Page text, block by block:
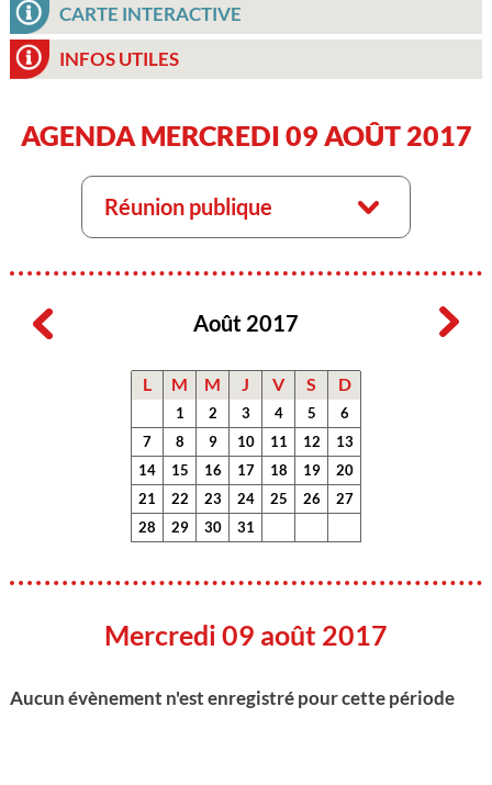
CARTE INTERACTIVE
INFOS UTILES
AGENDA MERCREDI 09 AOÛT 2017
Réunion publique
Août 2017
L M M J V S D
1 2 3 4 5
6
7
8 9 10 11 12
13
14
15 16 17 18 19
20
21
22 23 24 25 26
27
28
29 30 31
Mercredi 09 août 2017
Aucun évènement n'est enregistré pour cette période